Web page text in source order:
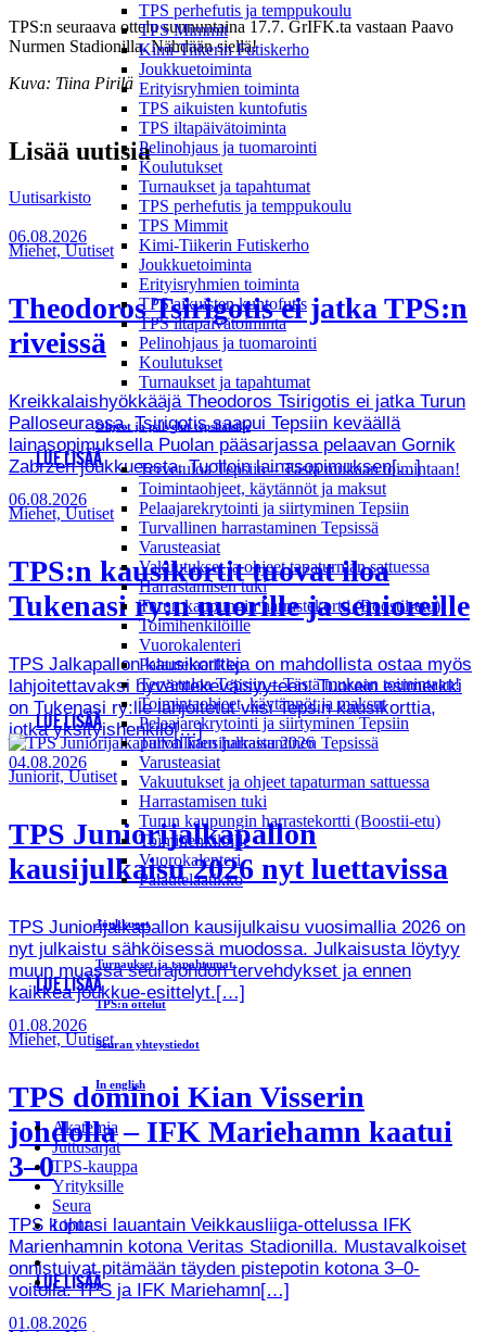
TPS perhefutis ja temppukoulu
TPS Mimmit
Kimi-Tiikerin Futiskerho
Joukkuetoiminta
Erityisryhmien toiminta
TPS aikuisten kuntofutis
TPS iltapäivätoiminta
Pelinohjaus ja tuomarointi
Koulutukset
Turnaukset ja tapahtumat
TPS perhefutis ja temppukoulu
TPS Mimmit
Kimi-Tiikerin Futiskerho
Joukkuetoiminta
Erityisryhmien toiminta
TPS aikuisten kuntofutis
TPS iltapäivätoiminta
Pelinohjaus ja tuomarointi
Koulutukset
Turnaukset ja tapahtumat
Ohjeet ja palvelut tepsiläisille
Tervetuloa Tepsiin – Tästä mukaan toimintaan!
Toimintaohjeet, käytännöt ja maksut
Pelaajarekrytointi ja siirtyminen Tepsiin
Turvallinen harrastaminen Tepsissä
Varusteasiat
Vakuutukset ja ohjeet tapaturman sattuessa
Harrastamisen tuki
Turun kaupungin harrastekortti (Boostii-etu)
Toimihenkilöille
Vuorokalenteri
Palautelaatikko
Tervetuloa Tepsiin – Tästä mukaan toimintaan!
Toimintaohjeet, käytännöt ja maksut
Pelaajarekrytointi ja siirtyminen Tepsiin
Turvallinen harrastaminen Tepsissä
Varusteasiat
Vakuutukset ja ohjeet tapaturman sattuessa
Harrastamisen tuki
Turun kaupungin harrastekortti (Boostii-etu)
Toimihenkilöille
Vuorokalenteri
Palautelaatikko
Joukkueet
Turnaukset ja tapahtumat
TPS:n ottelut
Seuran yhteystiedot
In english
Akatemia
Juttusarjat
TPS-kauppa
Yrityksille
Seura
Liput
TPS:n seuraava ottelu sunnuntaina 17.7. GrIFK.ta vastaan Paavo
Nurmen Stadionilla. Nähdään siellä!
Kuva: Tiina Pirilä
Lisää uutisia
Uutisarkisto
06.08.2026
Miehet, Uutiset
Theodoros Tsirigotis ei jatka TPS:n
riveissä
Kreikkalaishyökkääjä Theodoros Tsirigotis ei jatka Turun
Palloseurassa. Tsirigotis saapui Tepsiin keväällä
lainasopimuksella Puolan pääsarjassa pelaavan Gornik
Zabrzen joukkueesta. Tuolloin lainasopimuksen[…]
LUE LISÄÄ
06.08.2026
Miehet, Uutiset
TPS:n kausikortit tuovat iloa
Tukenasi ry:n nuorille ja senioreille
TPS Jalkapallon kausikortteja on mahdollista ostaa myös
lahjoitettavaksi hyväntekeväisyyteen. Tuorein esimerkki
on Tukenasi ry:lle lahjoitetut viisi Tepsin kausikorttia,
jotka yksityishenkilö[…]
LUE LISÄÄ
04.08.2026
Juniorit, Uutiset
TPS Juniorijalkapallon
kausijulkaisu 2026 nyt luettavissa
TPS Juniorijalkapallon kausijulkaisu vuosimallia 2026 on
nyt julkaistu sähköisessä muodossa. Julkaisusta löytyy
muun muassa seurajohdon tervehdykset ja ennen
kaikkea joukkue-esittelyt.[…]
LUE LISÄÄ
01.08.2026
Miehet, Uutiset
TPS dominoi Kian Visserin
johdolla – IFK Mariehamn kaatui
3–0
TPS kohtasi lauantain Veikkausliiga-ottelussa IFK
Marienhamnin kotona Veritas Stadionilla. Mustavalkoiset
onnistuivat pitämään täyden pistepotin kotona 3–0-
voitolla. TPS ja IFK Mariehamn[…]
LUE LISÄÄ
01.08.2026